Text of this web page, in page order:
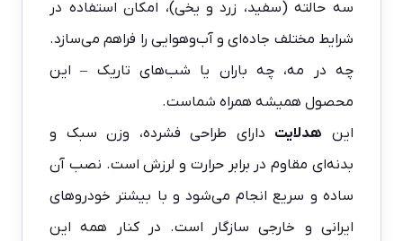
سه حالته (سفید، زرد و یخی)، امکان استفاده در
شرایط مختلف جاده‌ای و آب‌وهوایی را فراهم می‌سازد.
چه در مه، چه باران یا شب‌های تاریک – این
محصول همیشه همراه شماست.
این هدلایت دارای طراحی فشرده، وزن سبک و
بدنه‌ای مقاوم در برابر حرارت و لرزش است. نصب آن
ساده و سریع انجام می‌شود و با بیشتر خودروهای
ایرانی و خارجی سازگار است. در کنار همه این